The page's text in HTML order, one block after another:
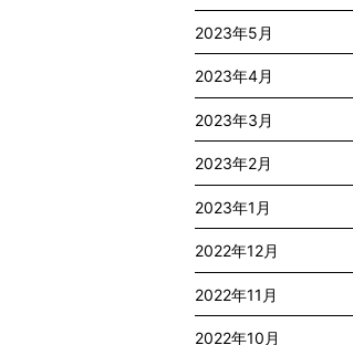
2023年5月
2023年4月
2023年3月
2023年2月
2023年1月
2022年12月
2022年11月
2022年10月